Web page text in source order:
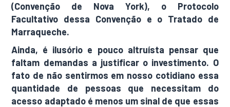
(Convenção de Nova York), o Protocolo
Facultativo dessa Convenção e o Tratado de
Marraqueche.
Ainda, é ilusório e pouco altruísta pensar que
faltam demandas a justificar o investimento. O
fato de não sentirmos em nosso cotidiano essa
quantidade de pessoas que necessitam do
acesso adaptado é menos um sinal de que essas